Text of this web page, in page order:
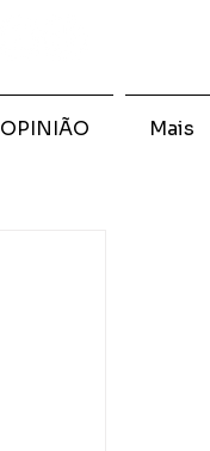
OPINIÃO Mais